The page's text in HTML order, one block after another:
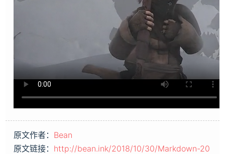
原文作者： Bean
原文链接： http://bean.ink/2018/10/30/Markdown-20